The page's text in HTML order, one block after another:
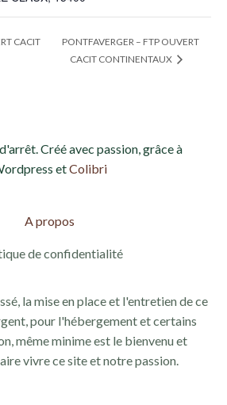
CACIT
PONTFAVERGER – FTP OUVERT
CACIT CONTINENTAUX
Créé avec passion, grâce à
etColibri
A propos
de confidentialité
la mise en place et l'entretien de ce
pour l'hébergement et certains
même minime est le bienvenu et
vivre ce site et notre passion.